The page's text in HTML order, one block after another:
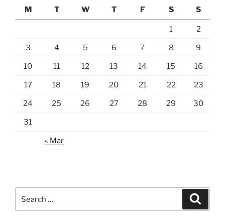
M
T W T F S S
1 2
3 4 5 6 7 8 9
10 11 12 13 14 15 16
17 18 19 20 21 22 23
24 25 26 27 28 29 30
31
« Mar
for: